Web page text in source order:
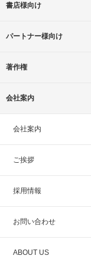
書店様向け
パートナー様向け
著作権
会社案内
会社案内
ご挨拶
採用情報
お問い合わせ
ABOUT US